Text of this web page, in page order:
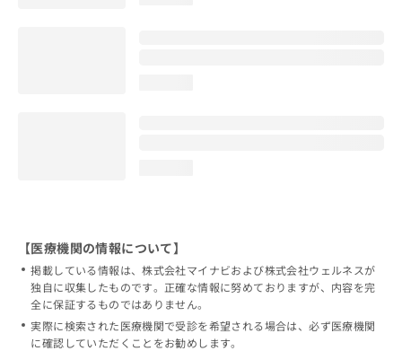
【医療機関の情報について】
掲載している情報は、株式会社マイナビおよび株式会社ウェルネスが
独自に収集したものです。正確な情報に努めておりますが、内容を完
全に保証するものではありません。
実際に検索された医療機関で受診を希望される場合は、必ず医療機関
に確認していただくことをお勧めします。